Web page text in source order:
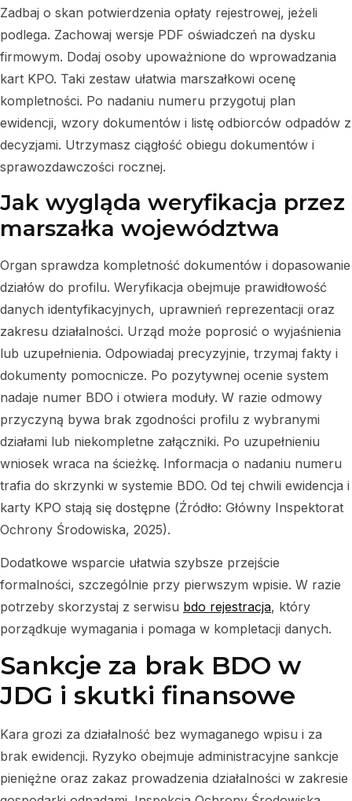
Zadbaj o skan potwierdzenia opłaty rejestrowej, jeżeli
podlega. Zachowaj wersje PDF oświadczeń na dysku
firmowym. Dodaj osoby upoważnione do wprowadzania
kart KPO. Taki zestaw ułatwia marszałkowi ocenę
kompletności. Po nadaniu numeru przygotuj plan
ewidencji, wzory dokumentów i listę odbiorców odpadów z
decyzjami. Utrzymasz ciągłość obiegu dokumentów i
sprawozdawczości rocznej.
Jak wygląda weryfikacja przez
marszałka województwa
Organ sprawdza kompletność dokumentów i dopasowanie
działów do profilu. Weryfikacja obejmuje prawidłowość
danych identyfikacyjnych, uprawnień reprezentacji oraz
zakresu działalności. Urząd może poprosić o wyjaśnienia
lub uzupełnienia. Odpowiadaj precyzyjnie, trzymaj fakty i
dokumenty pomocnicze. Po pozytywnej ocenie system
nadaje numer BDO i otwiera moduły. W razie odmowy
przyczyną bywa brak zgodności profilu z wybranymi
działami lub niekompletne załączniki. Po uzupełnieniu
wniosek wraca na ścieżkę. Informacja o nadaniu numeru
trafia do skrzynki w systemie BDO. Od tej chwili ewidencja i
karty KPO stają się dostępne (Źródło: Główny Inspektorat
Ochrony Środowiska, 2025).
Dodatkowe wsparcie ułatwia szybsze przejście
formalności, szczególnie przy pierwszym wpisie. W razie
potrzeby skorzystaj z serwisu bdo rejestracja, który
porządkuje wymagania i pomaga w kompletacji danych.
Sankcje za brak BDO w
JDG i skutki finansowe
Kara grozi za działalność bez wymaganego wpisu i za
brak ewidencji. Ryzyko obejmuje administracyjne sankcje
pieniężne oraz zakaz prowadzenia działalności w zakresie